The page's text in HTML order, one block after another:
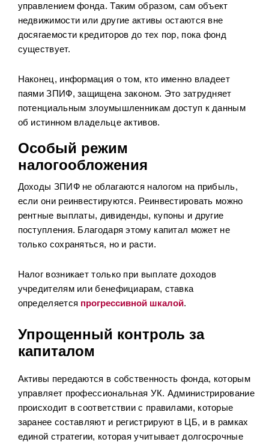
управлением фонда. Таким образом, сам объект
недвижимости или другие активы остаются вне
досягаемости кредиторов до тех пор, пока фонд
существует.
Наконец, информация о том, кто именно владеет
паями ЗПИФ, защищена законом. Это затрудняет
потенциальным злоумышленникам доступ к данным
об истинном владельце активов.
Особый режим
налогообложения
Доходы ЗПИФ не облагаются налогом на прибыль,
если они реинвестируются. Реинвестировать можно
рентные выплаты, дивиденды, купоны и другие
поступления. Благодаря этому капитал может не
только сохраняться, но и расти.
Налог возникает только при выплате доходов
учредителям или бенефициарам, ставка
определяется прогрессивной шкалой.
Упрощенный контроль за
капиталом
Активы передаются в собственность фонда, которым
управляет профессиональная УК. Администрирование
происходит в соответствии с правилами, которые
заранее составляют и регистрируют в ЦБ, и в рамках
единой стратегии, которая учитывает долгосрочные